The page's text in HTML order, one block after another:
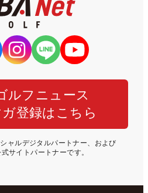
ルフニュース
登録はこちら
ャルデジタルパートナー、および
サイトパートナーです。